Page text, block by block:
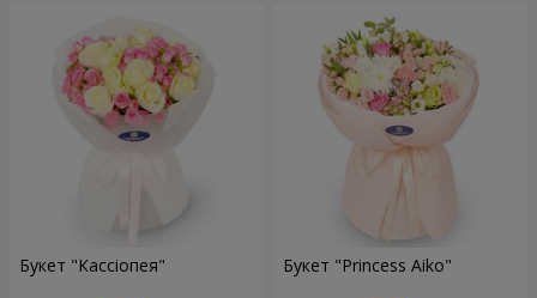
Букет "Кассіопея" Букет "Princess Aiko"